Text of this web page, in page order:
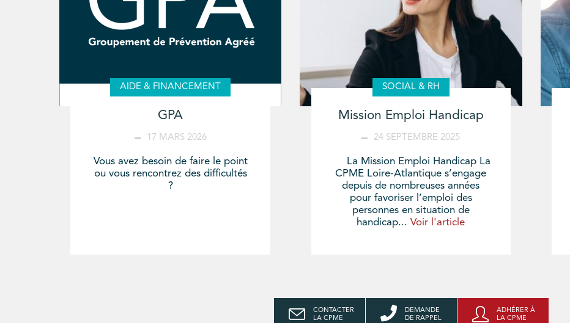
AIDE & FINANCEMENT
GPA
17 MARS 2026
Vous avez besoin de faire le point
ou vous rencontrez des difficultés
?
SOCIAL & RH
Mission Emploi Handicap
24 SEPTEMBRE 2025
La Mission Emploi Handicap La
CPME Loire-Atlantique s’engage
depuis de nombreuses années
pour favoriser l’emploi des
personnes en situation de
handicap...Voir l'article
CONTACTER
LA CPME
DEMANDE
DE RAPPEL
ADHÉRER À
LA CPME